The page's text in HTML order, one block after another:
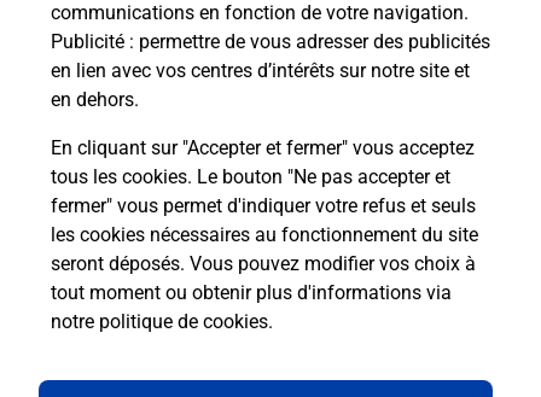
communications en fonction de votre navigation.
Publicité : permettre de vous adresser des publicités
en lien avec vos centres d’intérêts sur notre site et
en dehors.
En cliquant sur "Accepter et fermer" vous acceptez
tous les cookies. Le bouton "Ne pas accepter et
fermer" vous permet d'indiquer votre refus et seuls
les cookies nécessaires au fonctionnement du site
seront déposés. Vous pouvez modifier vos choix à
tout moment ou obtenir plus d'informations via
notre politique de cookies.
En savoir plus
Localiser Liste
Liste - téléassistance
Pyrénées Atlantiques - téléassistance
Anglet - téléassistance